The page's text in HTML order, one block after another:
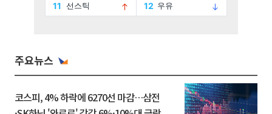
주요뉴스
코스피, 4% 하락에 6270선 마감…삼전